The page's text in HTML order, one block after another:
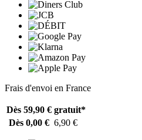
Frais d'envoi en France
Dès 59,90 € gratuit*
Dès 0,00 € 6,90 €